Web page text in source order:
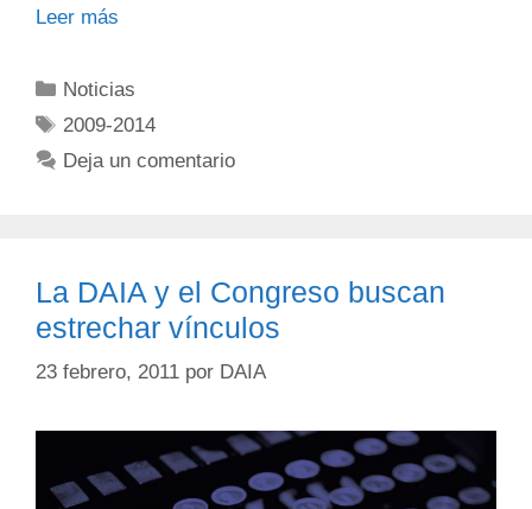
Leer más
Noticias
2009-2014
Deja un comentario
La DAIA y el Congreso buscan
estrechar vínculos
23 febrero, 2011 por DAIA